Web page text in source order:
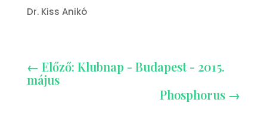
Dr. Kiss Anikó
← Előző: Klubnap - Budapest - 2015.
május
Phosphorus →